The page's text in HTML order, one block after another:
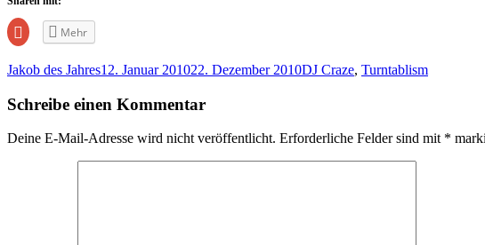
Zum
Teilen
anklicken
neuem
Fenster
Mehr
Jakob des Jahres12. Januar 201022. Dezember 2010DJ Craze, Turntablism
Schreibe einen Kommentar
Deine E-Mail-Adresse wird nicht veröffentlicht. Erforderliche Felder sind mit *